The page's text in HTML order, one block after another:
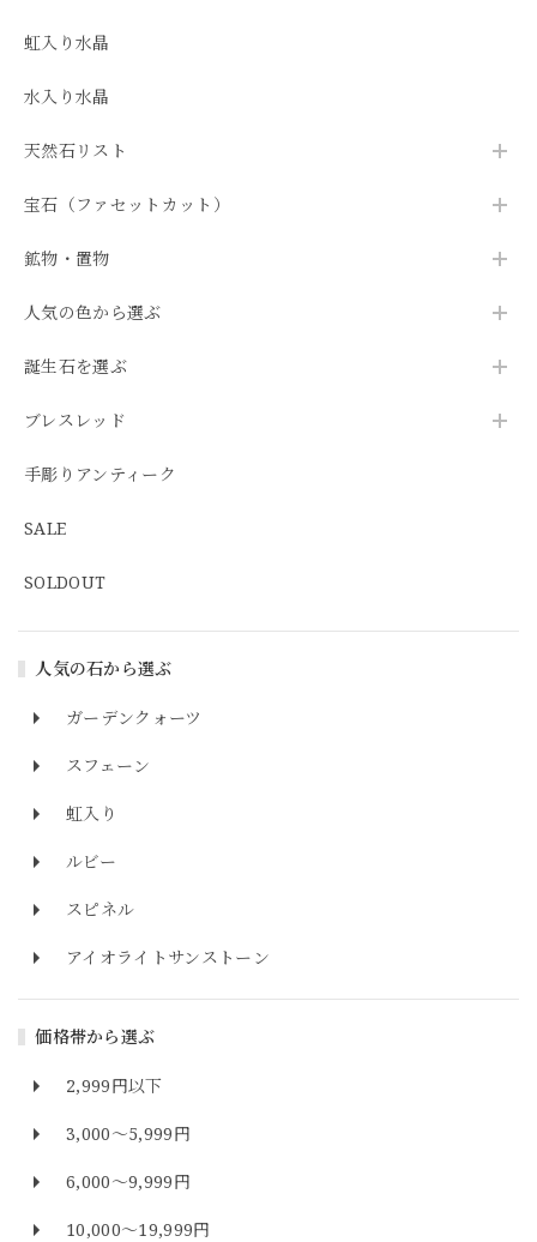
虹入り水晶
水入り水晶
天然石リスト
宝石（ファセットカット）
鉱物・置物
人気の色から選ぶ
誕生石を選ぶ
ブレスレッド
手彫りアンティーク
SALE
SOLDOUT
人気の石から選ぶ
ガーデンクォーツ
スフェーン
虹入り
ルビー
スピネル
アイオライトサンストーン
価格帯から選ぶ
2,999円以下
3,000～5,999円
6,000～9,999円
10,000～19,999円